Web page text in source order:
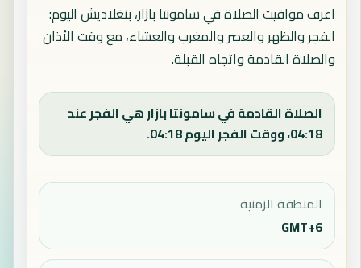
اعرف مواقيت الصلاة في سامونتا بازار، بنغلاديش اليوم:
الفجر والظهر والعصر والمغرب والعشاء، مع وقت الأذان
والصلاة القادمة واتجاه القبلة.
الصلاة القادمة في سامونتا بازار هي الفجر عند
04:18، ووقت الفجر اليوم 04:18.
المنطقة الزمنية
GMT+6